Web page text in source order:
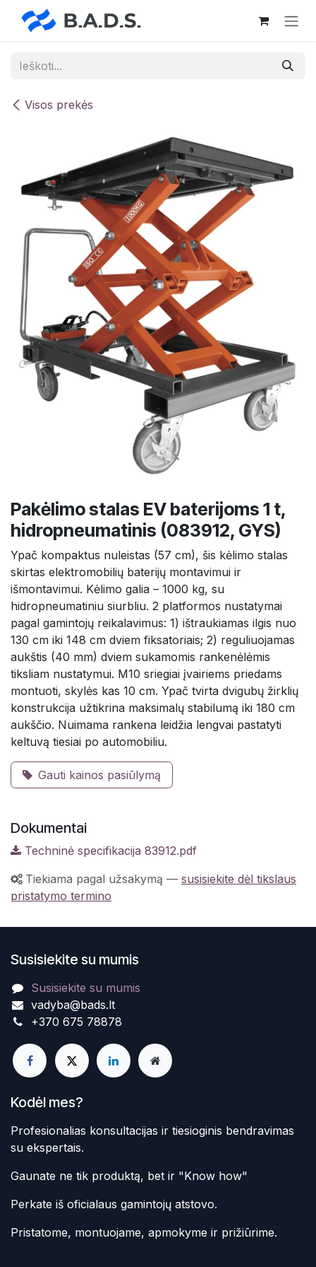
Skip to Content
Visos prekės
Pakėlimo stalas EV baterijoms 1 t,
hidropneumatinis (083912, GYS)
Ypač kompaktus nuleistas (57 cm), šis kėlimo stalas
skirtas elektromobilių baterijų montavimui ir
išmontavimui. Kėlimo galia – 1000 kg, su
hidropneumatiniu siurbliu. 2 platformos nustatymai
pagal gamintojų reikalavimus: 1) ištraukiamas ilgis nuo
130 cm iki 148 cm dviem fiksatoriais; 2) reguliuojamas
aukštis (40 mm) dviem sukamomis rankenėlėmis
tiksliam nustatymui. M10 sriegiai įvairiems priedams
montuoti, skylės kas 10 cm. Ypač tvirta dvigubų žirklių
konstrukcija užtikrina maksimalų stabilumą iki 180 cm
aukščio. Nuimama rankena leidžia lengvai pastatyti
keltuvą tiesiai po automobiliu.
Gauti kainos pasiūlymą
Dokumentai
Techninė specifikacija 83912.pdf
Tiekiama pagal užsakymą — susisiekite dėl tikslaus
pristatymo termino
Susisiekite su mumis
Susisiekite su mumis
vadyba@bads.lt
+370 675 78878
Kodėl mes?
Profesionalias konsultacijas ir tiesioginis bendravimas
su ekspertais.
Gaunate ne tik produktą, bet ir "Know how"
Perkate iš oficialaus gamintojų atstovo.
Pristatome, montuojame, apmokyme ir prižiūrime.